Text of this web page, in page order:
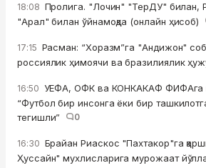
18:08 Пролига. "Лочин" "ТерДУ" билан,
"Арал" билан ўйнамоқда (онлайн ҳисоб)
17:15 Расман: “Хоразм”га "Андижон"
россиялик ҳимоячи ва бразилиялик
16:50 УЕФА, ОФК ва КОНКАКАФ ФИФАга
“Футбол бир инсонга ёки бир
тегишли”
0
16:30 Брайан Риаскос "Пахтакор"га
Ҳуссайн" мухлисларига мурожаат